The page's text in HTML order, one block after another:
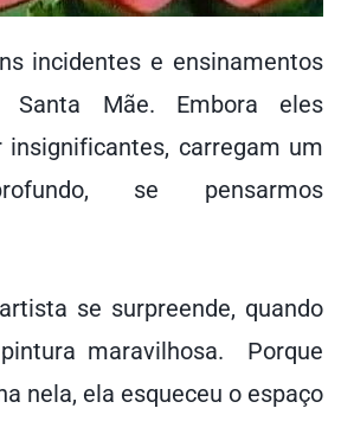
incidentes e ensinamentos
Santa Mãe. Embora eles
insignificantes, carregam um
se pensarmos
se surpreende, quando
maravilhosa. Porque
nela, ela esqueceu o espaço